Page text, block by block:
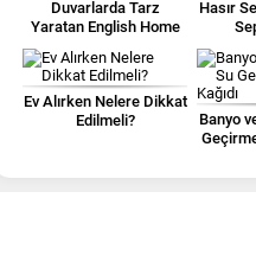
Duvarlarda Tarz
Yaratan English Home
Hasır
Ev Alırken Nelere Dikkat
Edilmeli?
Banyo